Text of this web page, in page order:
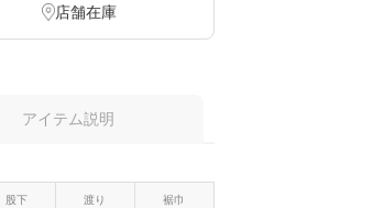
店舗在庫
アイテム説明
股下 渡り 裾巾